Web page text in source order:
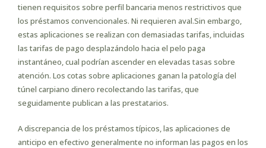
tienen requisitos sobre perfil bancaria menos restrictivos que
los préstamos convencionales. Ni requieren aval.Sin embargo,
estas aplicaciones se realizan con demasiadas tarifas, incluidas
las tarifas de pago desplazándolo hacia el pelo paga
instantáneo, cual podrían ascender en elevadas tasas sobre
atención. Los cotas sobre aplicaciones ganan la patologí­a del
túnel carpiano dinero recolectando las tarifas, que
seguidamente publican a las prestatarios.
A discrepancia de los préstamos tí­picos, las aplicaciones de
anticipo en efectivo generalmente no informan las pagos en los